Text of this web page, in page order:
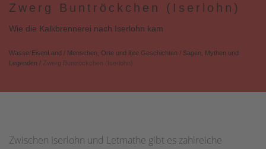
Zwerg Buntröckchen (Iserlohn)
Wie die Kalkbrennerei nach Iserlohn kam
WasserEisenLand / Menschen, Orte und ihre Geschichten / Sagen, Mythen und
Legenden / Zwerg Buntröckchen (Iserlohn)
Zwischen Iserlohn und Letmathe gibt es zahlreiche